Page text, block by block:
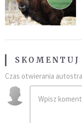
Czas otwierania